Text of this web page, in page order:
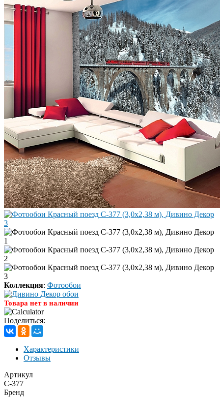
Коллекция: Фотообои
Товара нет в наличии
Поделиться:
Характеристики
Отзывы
Артикул
C-377
Бренд